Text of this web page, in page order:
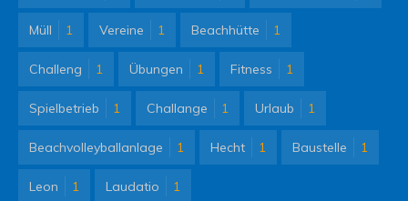
Müll 1 Vereine 1 Beachhütte 1
Challeng 1 Übungen 1 Fitness 1
Spielbetrieb 1 Challange 1 Urlaub 1
Beachvolleyballanlage 1 Hecht 1 Baustelle 1
Leon 1 Laudatio 1